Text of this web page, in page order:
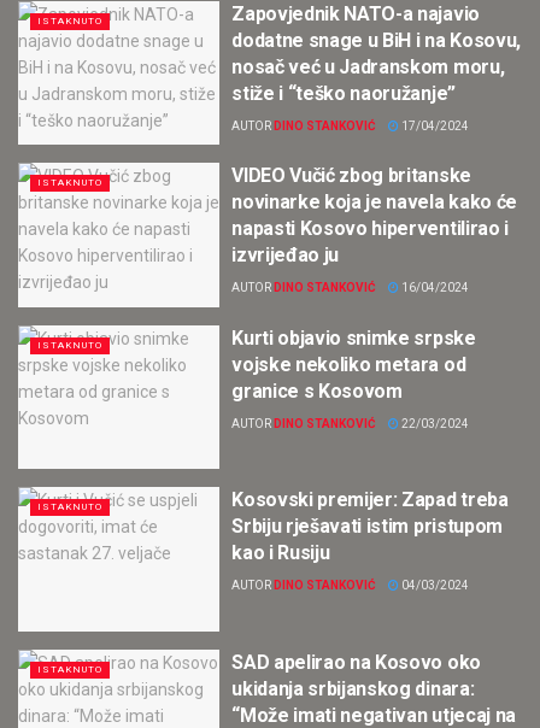
ISTAKNUTO
Zapovjednik NATO-a najavio
dodatne snage u BiH i na Kosovu,
nosač već u Jadranskom moru,
stiže i “teško naoružanje”
AUTOR DINO STANKOVIĆ 17/04/2024
ISTAKNUTO
VIDEO Vučić zbog britanske
novinarke koja je navela kako će
napasti Kosovo hiperventilirao i
izvrijeđao ju
AUTOR DINO STANKOVIĆ 16/04/2024
ISTAKNUTO
Kurti objavio snimke srpske
vojske nekoliko metara od
granice s Kosovom
AUTOR DINO STANKOVIĆ 22/03/2024
ISTAKNUTO
Kosovski premijer: Zapad treba
Srbiju rješavati istim pristupom
kao i Rusiju
AUTOR DINO STANKOVIĆ 04/03/2024
ISTAKNUTO
SAD apelirao na Kosovo oko
ukidanja srbijanskog dinara:
“Može imati negativan utjecaj na